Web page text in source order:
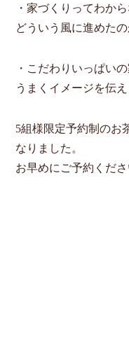
・家づくりってわか
どういう風に進めた
・こだわりいっぱい
うまくイメージを伝
5組様限定予約制のお
なりました。
お早めにご予約くださ